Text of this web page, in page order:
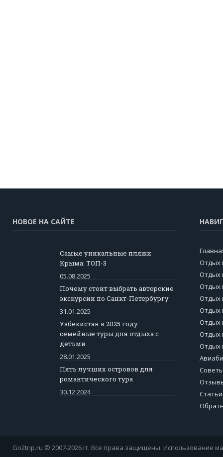
НОВОЕ НА САЙТЕ
Самые уникальные пляжи
Крыма: ТОП-3
05.08.2025
Почему стоит выбрать авторские
экскурсии по Санкт-Петербургу
31.01.2025
Узбекистан в 2025 году:
семейные туры для отдыха с
детьми
28.01.2025
Пять лучших островов для
романтического тура
30.12.2024
Отдых
Отдых
Отдых
Отдых
Отдых
Отдых
Отдых
Отдых
Go2trip.ru © 2007-2026 гг. Все права защищены. Использование